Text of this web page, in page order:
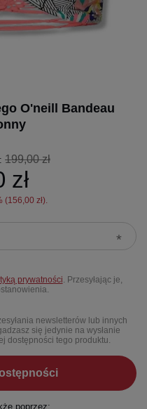
O'neill Bandeau
199,00 zł
zł
(156,00 zł).
prywatności . Przesyłając je,
newsletterów lub innych
się jedynie na wysłanie
dostępności tego produktu.
poprzez: